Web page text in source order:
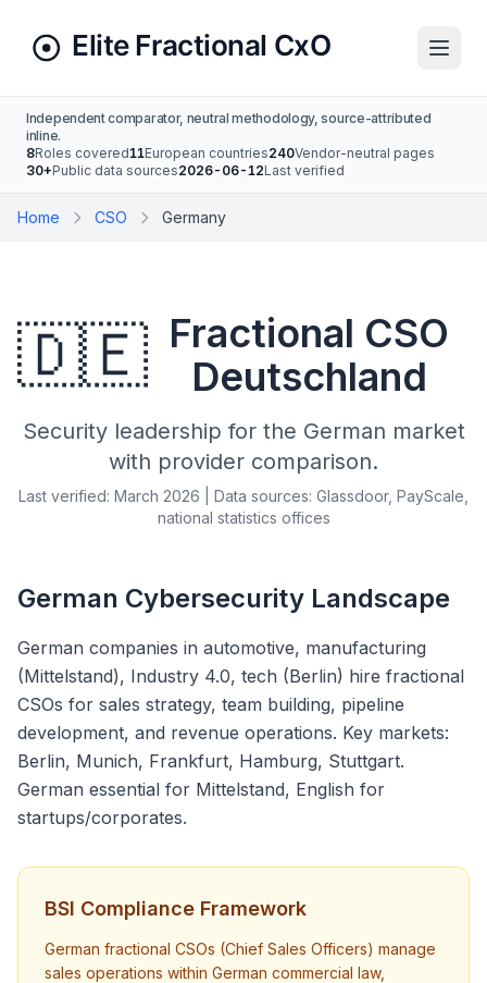
Independent comparator, neutral methodology, source-attributed
inline.
8Roles covered11European countries240Vendor-neutral pages
30+Public data sources2026-06-12Last verified
Home CSO Germany
🇩🇪 Fractional CSO
Deutschland
Security leadership for the German market
with provider comparison.
Last verified: March 2026 | Data sources: Glassdoor, PayScale,
national statistics offices
German Cybersecurity Landscape
German companies in automotive, manufacturing
(Mittelstand), Industry 4.0, tech (Berlin) hire fractional
CSOs for sales strategy, team building, pipeline
development, and revenue operations. Key markets:
Berlin, Munich, Frankfurt, Hamburg, Stuttgart.
German essential for Mittelstand, English for
startups/corporates.
BSI Compliance Framework
German fractional CSOs (Chief Sales Officers) manage
sales operations within German commercial law,